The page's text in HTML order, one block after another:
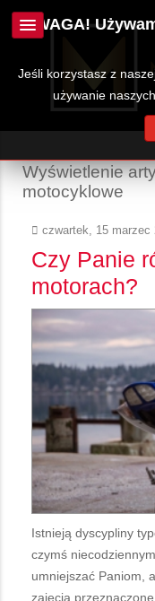
Wyświetlenie
motocyklowe
czwartek, 15 marzec
Czy Panie
motorach?
Istnieją dyscypliny
czymś
umniejszać Paniom,
zajęcia
UWAGA!
Jeśli korzystasz z
używanie